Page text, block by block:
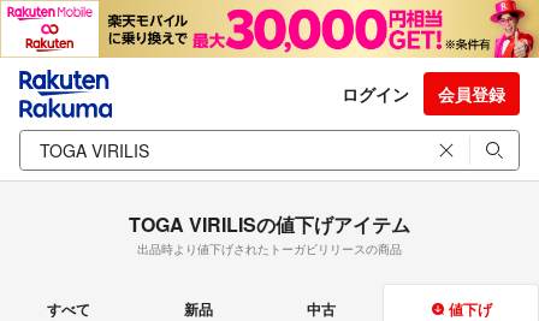
ログイン 会員登録
TOGA VIRILISの値下げアイテム
出品時より値下げされたトーガビリリースの商品
すべて 新品 中古 値下げ